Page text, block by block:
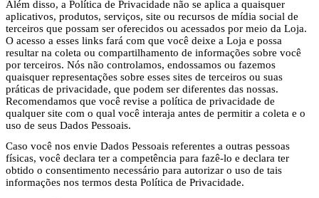
Além disso, a Política de Privacidade não se aplica a quaisquer
aplicativos, produtos, serviços, site ou recursos de mídia social de
terceiros que possam ser oferecidos ou acessados por meio da Loja.
O acesso a esses links fará com que você deixe a Loja e possa
resultar na coleta ou compartilhamento de informações sobre você
por terceiros. Nós não controlamos, endossamos ou fazemos
quaisquer representações sobre esses sites de terceiros ou suas
práticas de privacidade, que podem ser diferentes das nossas.
Recomendamos que você revise a política de privacidade de
qualquer site com o qual você interaja antes de permitir a coleta e o
uso de seus Dados Pessoais.
Caso você nos envie Dados Pessoais referentes a outras pessoas
físicas, você declara ter a competência para fazê-lo e declara ter
obtido o consentimento necessário para autorizar o uso de tais
informações nos termos desta Política de Privacidade.